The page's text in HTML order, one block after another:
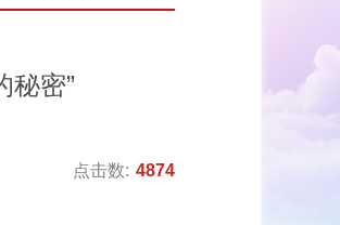
秘密”
点击数: 4874